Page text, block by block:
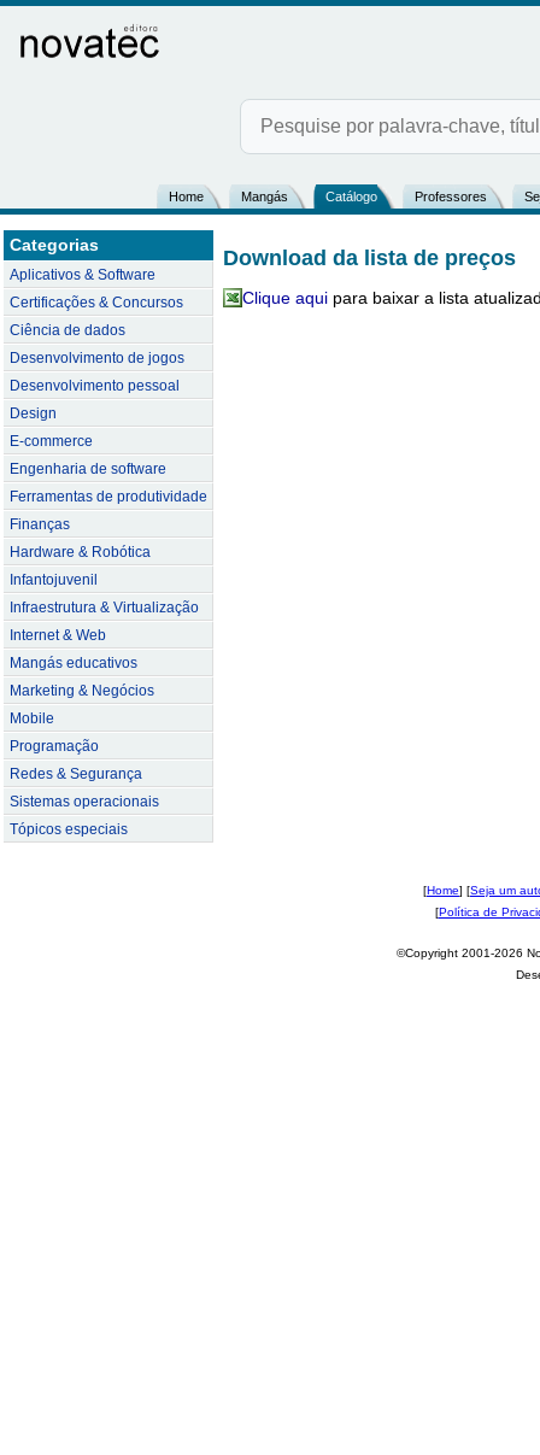
Home Mangás Catálogo Professores
Categorias
Aplicativos & Software
Certificações & Concursos
Ciência de dados
Desenvolvimento de jogos
Desenvolvimento pessoal
Design
E-commerce
Engenharia de software
Ferramentas de produtividade
Finanças
Hardware & Robótica
Infantojuvenil
Infraestrutura & Virtualização
Internet & Web
Mangás educativos
Marketing & Negócios
Mobile
Programação
Redes & Segurança
Sistemas operacionais
Tópicos especiais
Download da lista de preços
Clique aqui para baixar a lista
[Home] [Seja um
[Política de
©Copyright 2001-2026